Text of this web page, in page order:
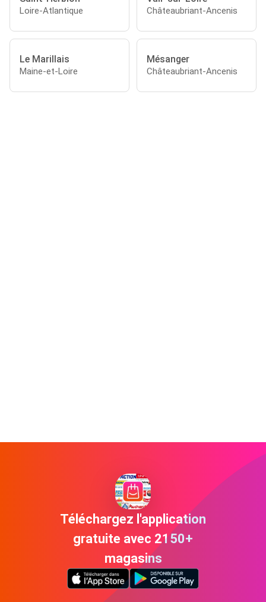
Loire-Atlantique Châteaubriant-Ancenis
Le Marillais
Maine-et-Loire
Mésanger
Châteaubriant-Ancenis
Téléchargez l'application
gratuite avec 2150+
magasins